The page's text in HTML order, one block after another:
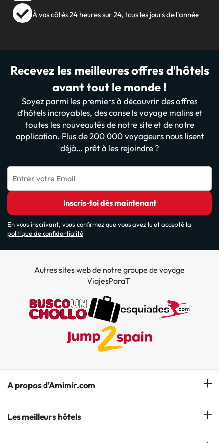
À vos côtés 24 heures sur 24, tous les jours de l'année
Recevez les meilleures offres d'hôtels
avant tout le monde !
Soyez parmi les premiers à découvrir des offres
d’hôtels incroyables, des conseils voyage malins et
toutes les nouveautés de notre site et de notre
application. Plus de 200 000 voyageurs nous lisent
déjà… prêt à les rejoindre ?
Entrer votre Email
Inscris-toi dès maintenant
En vous inscrivant, vous confirmez que vous avez lu et accepté la
politique de confidentialité
Autres sites web de notre groupe de voyage
ViajesParaTi
A propos d'Amimir.com
Notre équipe
Les meilleurs hôtels